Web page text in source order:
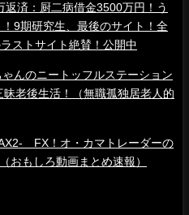
済：厨二病借金3500万円！う
9期研究生、最後のサイト！全
ストサイト絶賛！公開中
んのニートッフルステーション
老後生活！（無職孤独居老人的
FX！オ・カマトレーダーの
もしろ動画まとめ速報）